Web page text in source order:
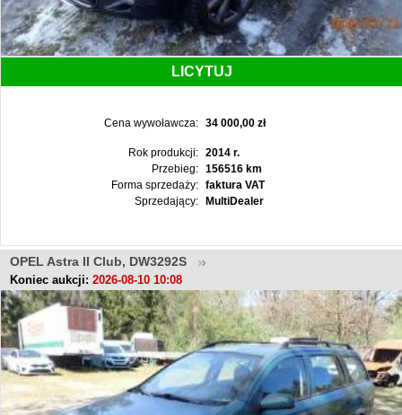
LICYTUJ
Cena wywoławcza: 34 000,00 zł
Rok produkcji:
2014 r.
Przebieg:
156516 km
Forma sprzedaży:
faktura VAT
Sprzedający:
MultiDealer
OPEL Astra II Club, DW3292S
Koniec aukcji: 2026-08-10 10:08